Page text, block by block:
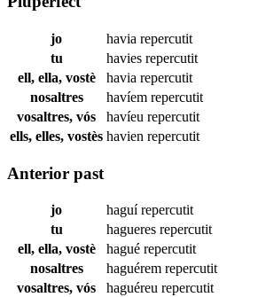
jo havia repercutit
tu
havies repercutit
ell, ella, vostè
havia repercutit
nosaltres
havíem repercutit
vosaltres, vós
havíeu repercutit
ells, elles, vostès havien repercutit
Anterior past
jo haguírepercutit
tu
hagueres repercutit
ell, ella, vostè
hagué repercutit
nosaltres
haguérem repercutit
vosaltres, vós
haguéreu repercutit